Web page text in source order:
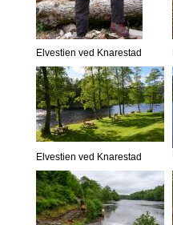
Elvestien ved Knarestad
Elvestien ved Knarestad